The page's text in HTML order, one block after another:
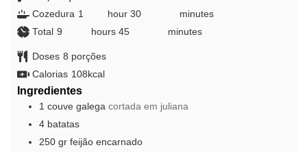
Cozedura 1hour hour 30minutes
minutes
Total 9hours hours 45minutes minutes
Doses 8 porções
Calorias 108 kcal
Ingredientes
1 couve galega cortada em juliana
4 batatas
250 gr feijão encarnado